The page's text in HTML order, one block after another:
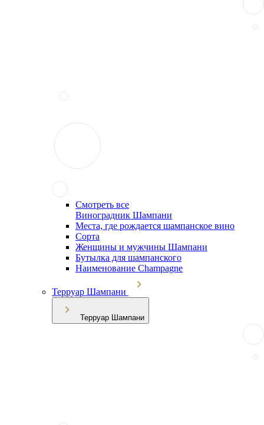
Смотреть все
Виноградник Шампани
Места, где рождается шампанское вино
Сорта
Женщины и мужчины Шампани
Бутылка для шампанского
Наименование Champagne
Терруар Шампани
Терруар Шампани